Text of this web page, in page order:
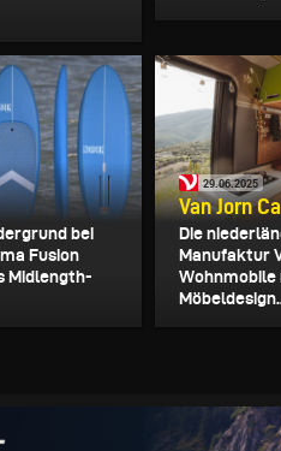
bei
Fusion
Midlength-
29.06.2025
Van Jorn
Die
Manufaktur